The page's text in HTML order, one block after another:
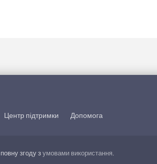
Центр підтримки Допомога
згоду зумовами використання.